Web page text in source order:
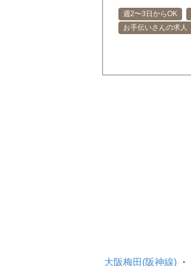
週2〜3日からOK
お手伝いさんの求人
大阪梅田(阪神線)